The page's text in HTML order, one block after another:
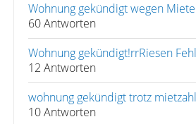
Wohnung gekündigt wegen
60 Antworten
Wohnung gekündigt!rrRiesen
12 Antworten
wohnung gekündigt trotz
10 Antworten